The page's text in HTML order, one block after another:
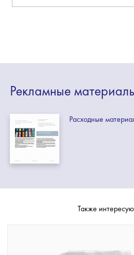
Рекламные
Расходные
Также